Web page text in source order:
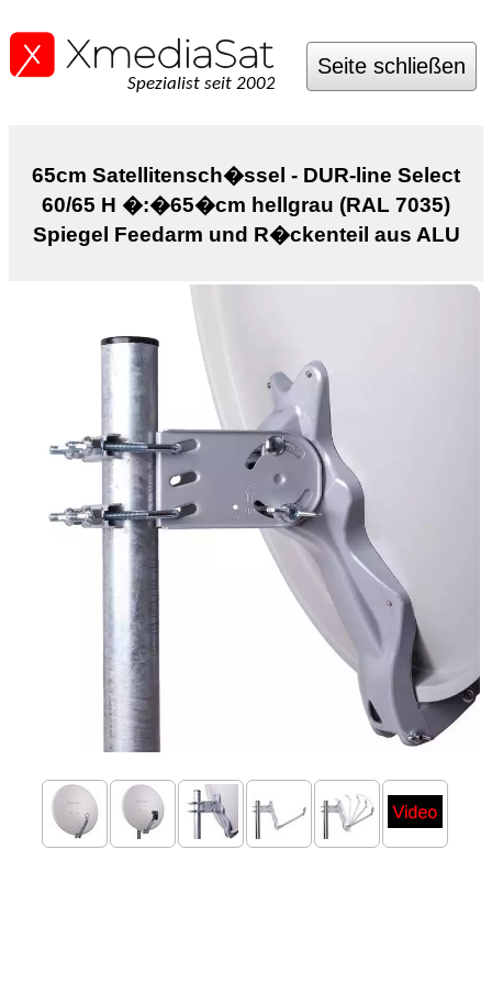
Spezialist seit 2002
Seite schließen
65cm Satellitensch�ssel - DUR-line Select
60/65 H �:�65�cm hellgrau (RAL 7035)
Spiegel Feedarm und R�ckenteil aus ALU